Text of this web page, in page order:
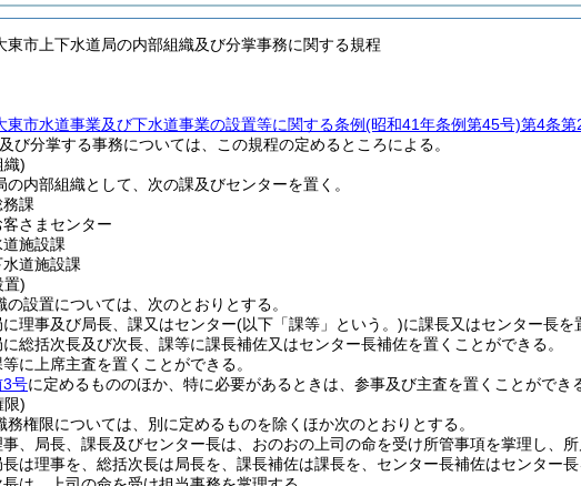
東市上下水道局の内部組織及び分掌事務に関する規程
東市水道事業及び下水道事業の設置等に関する条例(昭和41年条例第45号)第4条第
び分掌する事務については、この規程の定めるところによる。
織)
の内部組織として、次の課及びセンターを置く。
務課
客さまセンター
道施設課
水道施設課
置)
の設置については、次のとおりとする。
に理事及び局長、課又はセンター(以下「課等」という。)に課長又はセンター長を
に総括次長及び次長、課等に課長補佐又はセンター長補佐を置くことができる。
に上席主査を置くことができる。
3号に定めるもののほか、特に必要があるときは、参事及び主査を置くことができ
限)
務権限については、別に定めるものを除くほか次のとおりとする。
事、局長、課長及びセンター長は、おのおの上司の命を受け所管事項を掌理し、
長は理事を、総括次長は局長を、課長補佐は課長を、センター長補佐はセンター